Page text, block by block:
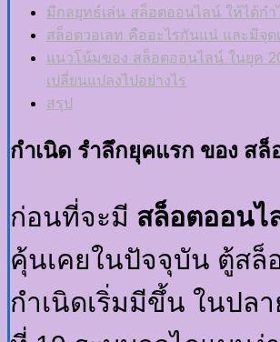
มีกลยุทธ์เล่น สล็อตออนไลน์ ให้ได้กำ
สล็อตวอเลท คืออะไรกันแน่ และมีจุด
แนวโน้มของ สล็อตออนไลน์ ในยุค
เปลี่ยนแปลงไปอย่างไร
สรุป
กำเนิด รำลึกยุคแรก ของ ส
ก่อนที่จะมี สล็อตออนไ
คุ้นเคยในปัจจุบัน ตู้สล็
กำเนิดเริ่มมีขึ้น ในปล